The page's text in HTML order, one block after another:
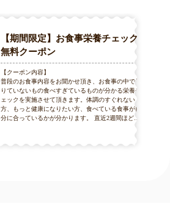
【期間限定】お食事栄養チェック
無料クーポン
【クーポン内容】
普段のお食事内容をお聞かせ頂き、お食事の中で足
りていないもの食べすぎているものが分かる栄養チ
ェックを実施させて頂きます。体調のすぐれない
方、もっと健康になりたい方、食べている食事が自
分に合っているかが分かります。 直近2週間ほどの
お食事内容をメモしておいていただくとよりご自分
の体調と照らし合わせられます。 ぜひお気軽にご相
談くださいね。 【ご利用条件】 ・他クーポン、チケ